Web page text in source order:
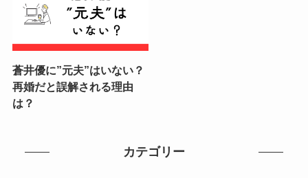
蒼井優に”元夫”はいない？
再婚だと誤解される理由
は？
カテゴリー